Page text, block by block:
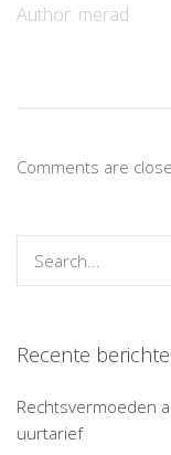
Author: merad
Comments are
Recente
Rechtsvermoeden
uurtarief